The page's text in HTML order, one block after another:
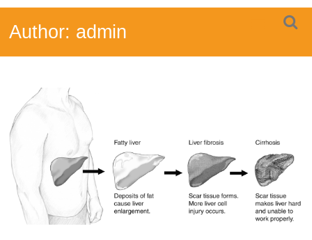
Skip
content
โฟร์
เชี่ยวชาญ
เรื่อง
สมุนไพร
เครื่อง
ดื่ม
ขมิ้น
สกัด
ปราศจาก
Author: admin